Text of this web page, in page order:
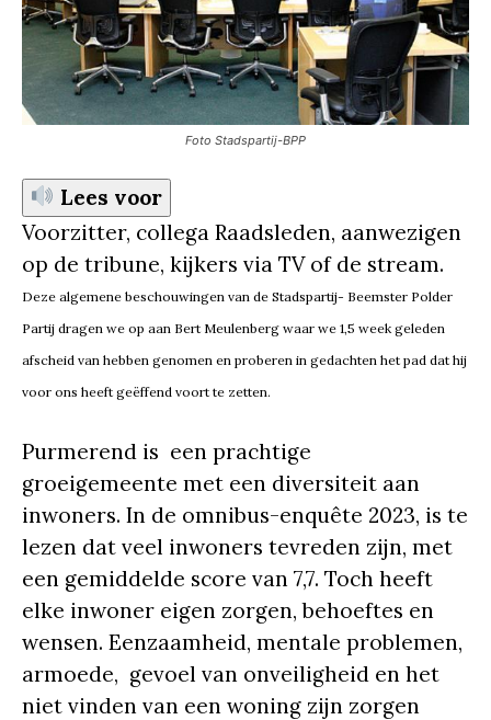
Foto Stadspartij-BPP
Lees voor
Voorzitter, collega Raadsleden, aanwezigen
op de tribune, kijkers via TV of de stream.
Deze algemene beschouwingen van de Stadspartij- Beemster Polder
Partij dragen we op aan Bert Meulenberg waar we 1,5 week geleden
afscheid van hebben genomen en proberen in gedachten het pad dat hij
voor ons heeft geëffend voort te zetten.
Purmerend is een prachtige
groeigemeente met een diversiteit aan
inwoners. In de omnibus-enquête 2023, is te
lezen dat veel inwoners tevreden zijn, met
een gemiddelde score van 7,7. Toch heeft
elke inwoner eigen zorgen, behoeftes en
wensen. Eenzaamheid, mentale problemen,
armoede, gevoel van onveiligheid en het
niet vinden van een woning zijn zorgen